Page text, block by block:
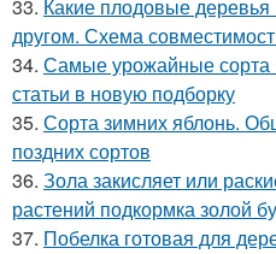
33. Какие плодовые деревья
другом. Схема
34. Самые урожайные
статьи в новую подборку
35. Сорта зимних яблонь.
поздних сортов
36. Зола закисляет или
растений подкормка золой
37. Побелка готовая для